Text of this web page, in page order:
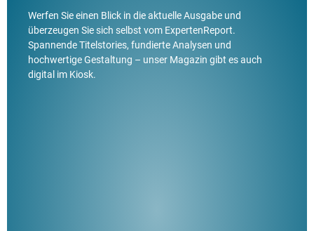
Werfen Sie einen Blick in die aktuelle Ausgabe und
überzeugen Sie sich selbst vom ExpertenReport.
Spannende Titelstories, fundierte Analysen und
hochwertige Gestaltung – unser Magazin gibt es auch
digital im Kiosk.